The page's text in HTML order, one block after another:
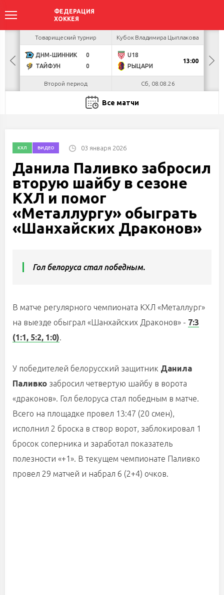
Товарищеский турнир
ДНМ-ШИННИК
0
ТАЙФУН
0
Второй период
Кубок Владимира Цыплакова
U18
РЫЦАРИ
13:00
Сб, 08.08.26
Все матчи
КХЛ ВИДЕО 03 января 2026
Данила Паливко забросил
вторую шайбу в сезоне
КХЛ и помог
«Металлургу» обыграть
«Шанхайских Драконов»
Гол белоруса стал победным.
В матче регулярного чемпионата КХЛ «Металлург»
на выезде обыграл «Шанхайских Драконов» - 7:3
(1:1, 5:2, 1:0).
У победителей белорусский защитник Данила
Паливко забросил четвертую шайбу в ворота
«драконов». Гол белоруса стал победным в матче.
Всего на площадке провел 13:47 (20 смен),
исполнил 2 броска в створ ворот, заблокировал 1
бросок соперника и заработал показатель
полезности «+1». В текущем чемпионате Паливко
провел 29 матчей и набрал 6 (2+4) очков.